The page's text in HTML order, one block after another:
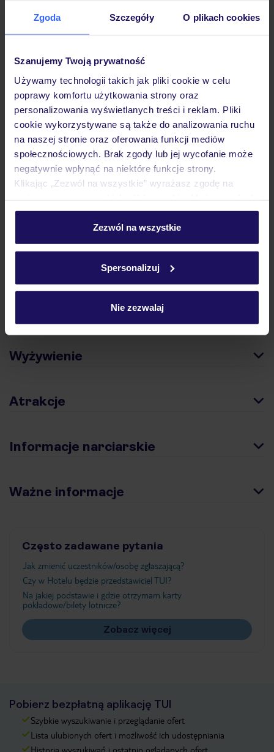
Zgoda Szczegóły O plikach cookies
Szanujemy Twoją prywatność
Używamy technologii takich jak pliki cookie w celu
poprawy komfortu użytkowania strony oraz
personalizowania wyświetlanych treści i reklam. Pliki
cookie wykorzystywane są także do analizowania ruchu
na naszej stronie oraz oferowania funkcji mediów
społecznościowych. Brak zgody lub jej wycofanie może
negatywnie wpłynąć na niektóre funkcje strony.
Klikając „Zezwól na wszystkie” wyrażasz zgodę na
personalizować swój wybór wchodząc w zakładkę
Szczegółowe informacje o plikach cookie znajdziesz
Zezwól na wszystkie
Spersonalizuj
Nie zezwalaj
Sprawdź szczegóły
wariantów ochrony »
Dlaczego warto wybrać TUI?
Lider niskich cen
Największe biuro
podróży w Polsce
Wyżywienie
Atrakcje
Informacje narciarskie
Ważne informacje
Często zadawane pytania
Jak zmienić uczestników/osobę zgłaszającą?
Czy w Hotelu będzie przedstawiciel TUI?
Na jakiej podstawie i gdzie otrzymam karty
pokładowe/bilety lotnicze?
Zobacz więcej
Pobierz bezpłatną aplikację TUI
Szybkie wyszukiwanie i przeglądanie ofert
Lista ulubionych ofert i możliwość ich udostępniania
Historia wyszukiwań i ostatnio oglądanych ofert